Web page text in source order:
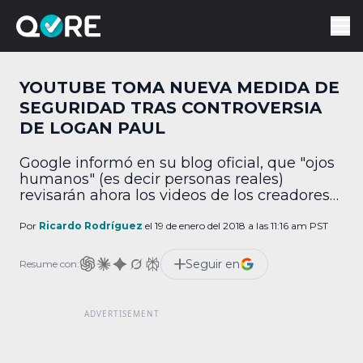
YOUTUBE TOMA NUEVA MEDIDA DE
SEGURIDAD TRAS CONTROVERSIA
DE LOGAN PAUL
Google informó en su blog oficial, que "ojos
humanos" (es decir personas reales)
revisarán ahora los videos de los creadores
recientes. Es así que ahora los humanos y
populares en YouTube antes de que se
publiquen anuncios en ellos, y la […]
Por Ricardo Rodríguez el 19 de enero del 2018 a las 11:16 am PST
Resume con: Seguir en